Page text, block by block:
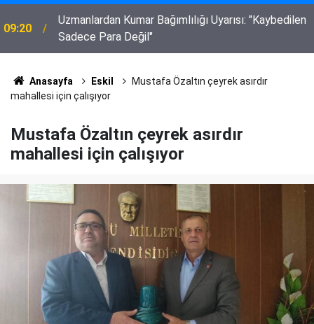
09:20
Uzmanlardan Kumar Bağımlılığı Uyarısı: "Kaybedilen
Sadece Para Değil"
Anasayfa Eskil
Mustafa Özaltın çeyrek asırdır
mahallesi için çalışıyor
Mustafa Özaltın çeyrek asırdır
mahallesi için çalışıyor